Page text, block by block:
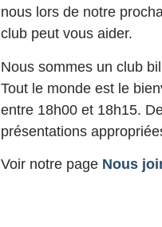
nous lors de notre
club peut vous aider.
Nous sommes un club
Tout le monde est le
entre 18h00 et 18h15.
présentations
Voir notre page Nous